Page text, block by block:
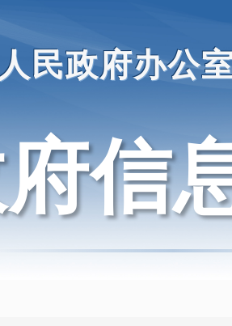
民政府办公
信